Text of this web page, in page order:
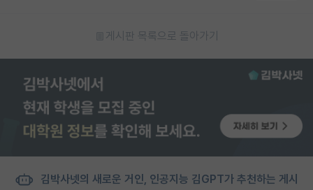
게시판 목록으로 돌아가기
김박사넷의 새로운 거인, 인공지능 김GPT가 추천하는 게시